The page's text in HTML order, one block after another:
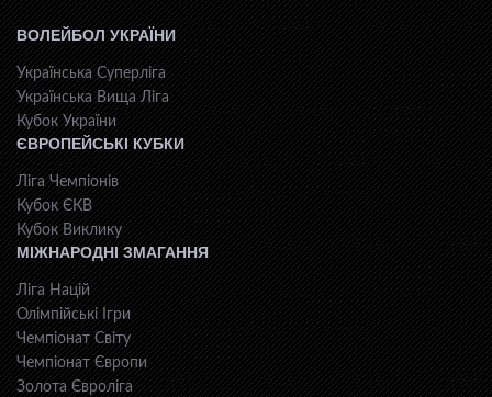
ВОЛЕЙБОЛ УКРАЇНИ
Українська Суперліга
Українська Вища Ліга
Кубок України
ЄВРОПЕЙСЬКІ КУБКИ
Ліга Чемпіонів
Кубок ЄКВ
Кубок Виклику
МІЖНАРОДНІ ЗМАГАННЯ
Ліга Націй
Олімпійські Ігри
Чемпіонат Світу
Чемпіонат Європи
Золота Євроліга